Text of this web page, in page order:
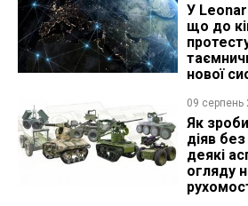
У
що до
нової
09 серпень
Як
діяв
деякі
огляду